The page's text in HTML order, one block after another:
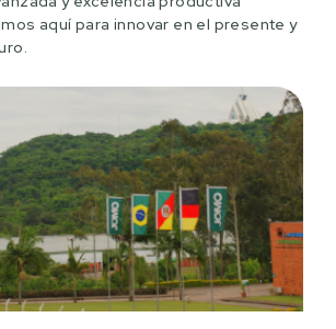
aquí para innovar en el presente y